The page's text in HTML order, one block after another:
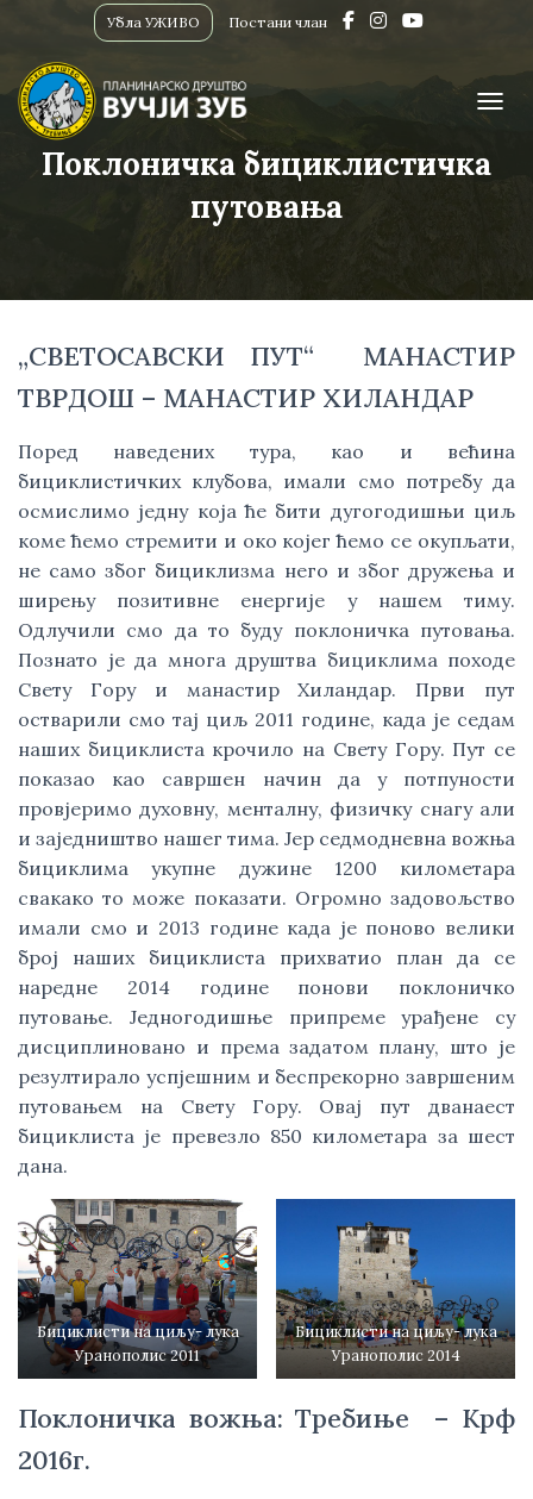
Убла УЖИВО Постани члан
Поклоничка бициклистичка
путовања
„СВЕТОСАВСКИ ПУТ“ МАНАСТИР
ТВРДОШ – МАНАСТИР ХИЛАНДАР
Поред наведених тура, као и већина
бициклистичких клубова, имали смо потребу да
осмислимо једну која ће бити дугогодишњи циљ
коме ћемо стремити и око којег ћемо се окупљати,
не само због бициклизма него и због дружења и
ширењу позитивне енергије у нашем тиму.
Одлучили смо да то буду поклоничка путовања.
Познато је да многа друштва бициклима походе
Свету Гору и манастир Хиландар. Први пут
остварили смо тај циљ 2011 године, када је седам
наших бициклиста крочило на Свету Гору. Пут се
показао као савршен начин да у потпуности
провјеримо духовну, менталну, физичку снагу али
и заједништво нашег тима. Јер седмодневна вожња
бициклима укупне дужине 1200 километара
свакако то може показати. Огромно задовољство
имали смо и 2013 године када је поново велики
број наших бициклиста прихватио план да се
наредне 2014 године понови поклоничко
путовање. Једногодишње припреме урађене су
дисциплиновано и према задатом плану, што је
резултирало успјешним и беспрекорно завршеним
путовањем на Свету Гору. Овај пут дванаест
бициклиста је превезло 850 километара за шест
дана.
Бициклисти на циљу- лука
Уранополис 2011
Бициклисти на циљу- лука
Уранополис 2014
Поклоничка вожња: Требиње – Крф
2016г.